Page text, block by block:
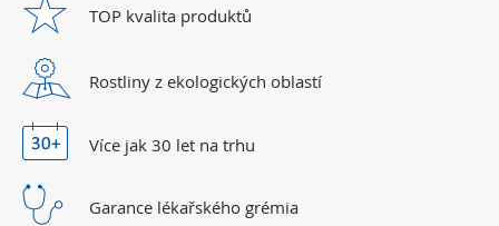
TOP kvalita produktů
Rostliny z ekologických oblastí
Více jak 30 let na trhu
Garance lékařského grémia